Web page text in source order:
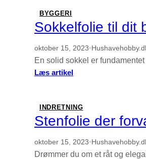
projekt
–
find
det
valg
BYGGERI
Sokkelfolie til dit
oktober 15, 2023•
En solid sokkel er
Læs artikel:
dit
byggeri
–
hold
fugten
INDRETNING
Stenfolie der
oktober 15, 2023•
Drømmer du om et råt og